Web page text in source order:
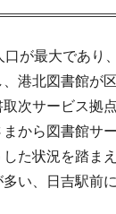
が最大であり
港北図書館が
次サービス拠
から図書館サ
た状況を踏ま
い、日吉駅前